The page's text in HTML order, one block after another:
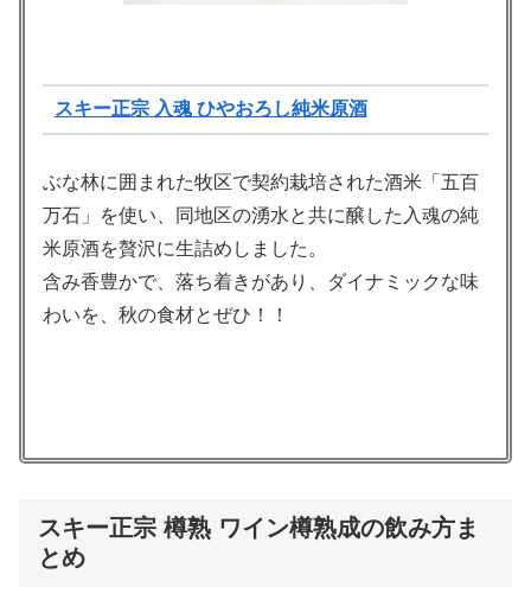
スキー正宗 入魂 ひやおろし純米原酒
ぶな林に囲まれた牧区で契約栽培された酒米「五百
万石」を使い、同地区の湧水と共に醸した入魂の純
米原酒を贅沢に生詰めしました。
含み香豊かで、落ち着きがあり、ダイナミックな味
わいを、秋の食材とぜひ！！
スキー正宗 樽熟 ワイン樽熟成の飲み方ま
とめ